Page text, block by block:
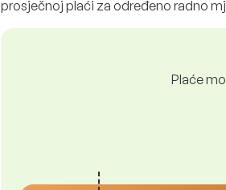
prosječnoj plaći za određeno radno
Plaće